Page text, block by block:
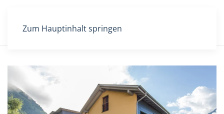
Zum Hauptinhalt springen